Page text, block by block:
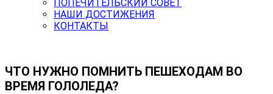
ПОПЕЧИТЕЛЬСКИЙ СОВЕТ
НАШИ ДОСТИЖЕНИЯ
КОНТАКТЫ
ЧТО НУЖНО ПОМНИТЬ ПЕШЕХОДАМ ВО
ВРЕМЯ ГОЛОЛЕДА?